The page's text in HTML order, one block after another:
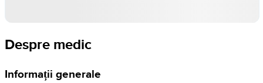
Despre medic
Informații generale